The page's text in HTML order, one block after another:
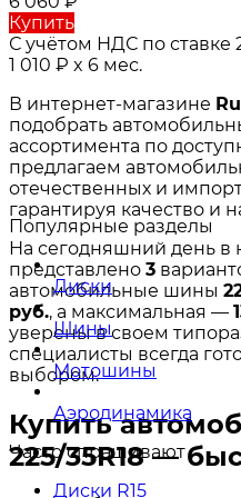
Купить
С учётом НДС по ставке
1 010 ₽ x 6 мес.
В интернет-магазине
подобрать
ассортимента по
предлагаем
отечественных и
гарантируя качество и
На сегодняшний день в
представлено 3
автомобильные шины
руб., а максимальная —
уверены в своем
специалисты всегда
выбором.
Купить
225/35R18 —
Популярные разделы
Диски
Шины
Мотошины
Аэродинамика
Часто спрашивают
Диски R15